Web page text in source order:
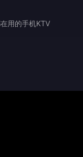
用的手机KTV